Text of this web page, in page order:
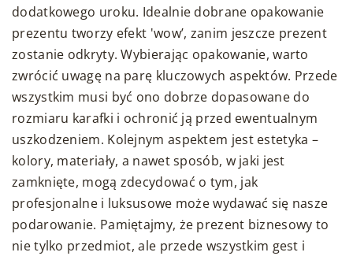
dodatkowego uroku. Idealnie dobrane opakowanie
prezentu tworzy efekt 'wow’, zanim jeszcze prezent
zostanie odkryty. Wybierając opakowanie, warto
zwrócić uwagę na parę kluczowych aspektów. Przede
wszystkim musi być ono dobrze dopasowane do
rozmiaru karafki i ochronić ją przed ewentualnym
uszkodzeniem. Kolejnym aspektem jest estetyka –
kolory, materiały, a nawet sposób, w jaki jest
zamknięte, mogą zdecydować o tym, jak
profesjonalne i luksusowe może wydawać się nasze
podarowanie. Pamiętajmy, że prezent biznesowy to
nie tylko przedmiot, ale przede wszystkim gest i